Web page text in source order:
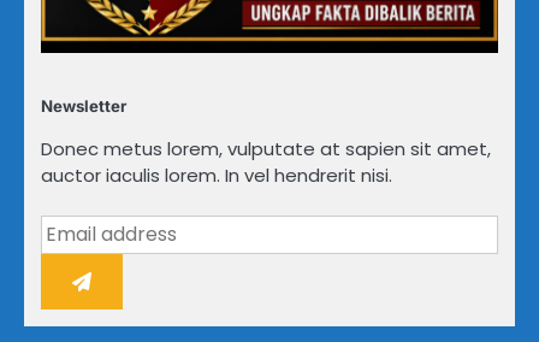
Newsletter
Donec metus lorem, vulputate at sapien sit amet,
auctor iaculis lorem. In vel hendrerit nisi.